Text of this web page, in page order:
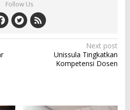
Follow Us
Next post
Unissula Tingkatkan
Kompetensi Dosen